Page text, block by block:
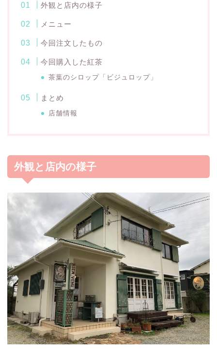
外観と店内の様子
メニュー
今回注文したもの
今回購入した紅茶
茶葉のシロップ「ビジュロップ」
まとめ
店舗情報
外観と店内の様子